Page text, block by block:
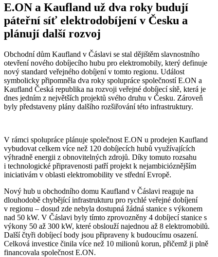
E.ON a Kaufland už dva roky budují
páteřní síť elektrodobíjení v Česku a
plánují další rozvoj
Obchodní dům Kaufland v Čáslavi se stal dějištěm slavnostního
otevření nového dobíjecího hubu pro elektromobily, který definuje
nový standard veřejného dobíjení v tomto regionu. Událost
symbolicky připomněla dva roky spolupráce společností E.ON a
Kaufland Česká republika na rozvoji veřejné dobíjecí sítě, která je
dnes jedním z největších projektů svého druhu v Česku. Zároveň
byly představeny plány dalšího rozšiřování této infrastruktury.
V rámci spolupráce plánuje společnost E.ON u prodejen Kaufland
vybudovat celkem více než 120 dobíjecích hubů využívajících
výhradně energii z obnovitelných zdrojů. Díky tomuto rozsahu
i technologické připravenosti patří projekt k nejambicióznějším
iniciativám v oblasti elektromobility ve střední Evropě.
Nový hub u obchodního domu Kaufland v Čáslavi reaguje na
dlouhodobě chybějící infrastrukturu pro rychlé veřejné dobíjení
v regionu – dosud zde nebyla dostupná žádná stanice s výkonem
nad 50 kW. V Čáslavi byly tímto zprovozněny 4 dobíjecí stanice s
výkony 50 až 300 kW, které obslouží najednou až 8 elektromobilů.
Další čtyři dobíjecí body jsou připraveny k budoucímu osazení.
Celková investice činila více než 10 milionů korun, přičemž ji plně
financovala společnost E.ON.